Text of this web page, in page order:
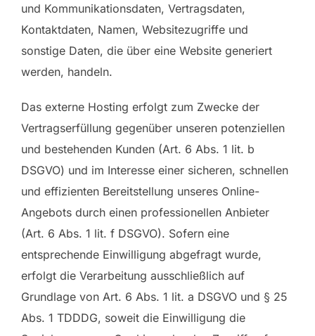
und Kommunikationsdaten, Vertragsdaten,
Kontaktdaten, Namen, Websitezugriffe und
sonstige Daten, die über eine Website generiert
werden, handeln.
Das externe Hosting erfolgt zum Zwecke der
Vertragserfüllung gegenüber unseren potenziellen
und bestehenden Kunden (Art. 6 Abs. 1 lit. b
DSGVO) und im Interesse einer sicheren, schnellen
und effizienten Bereitstellung unseres Online-
Angebots durch einen professionellen Anbieter
(Art. 6 Abs. 1 lit. f DSGVO). Sofern eine
entsprechende Einwilligung abgefragt wurde,
erfolgt die Verarbeitung ausschließlich auf
Grundlage von Art. 6 Abs. 1 lit. a DSGVO und § 25
Abs. 1 TDDDG, soweit die Einwilligung die